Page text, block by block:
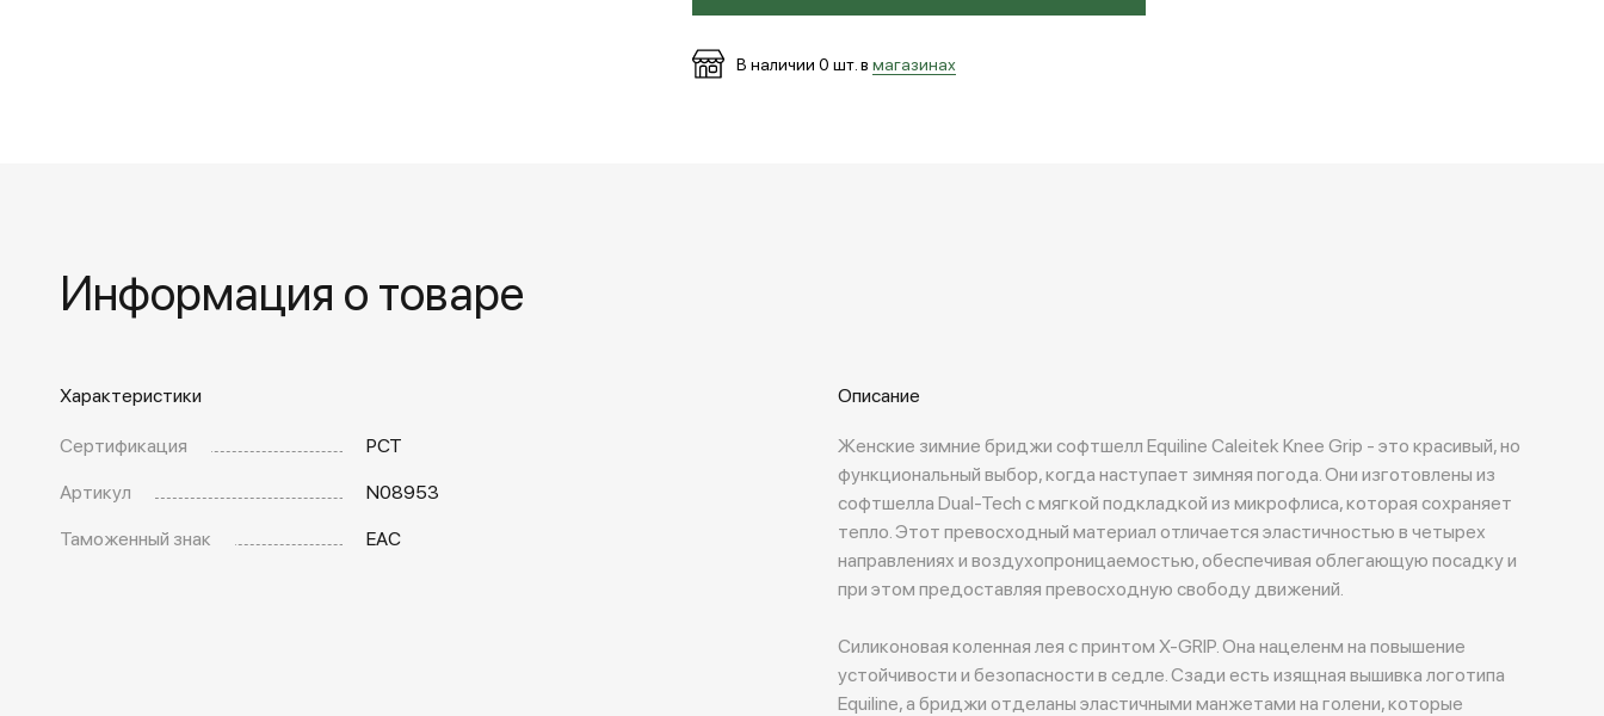
В наличии 0 шт. в магазинах
Информация о товаре
Характеристики
Сертификация
РСТ
Артикул
N08953
Таможенный знак
EAC
Описание
Женские зимние бриджи софтшелл Equiline Caleitek Knee Grip - это красивый, но
функциональный выбор, когда наступает зимняя погода. Они изготовлены из
софтшелла Dual-Tech с мягкой подкладкой из микрофлиса, которая сохраняет
тепло. Этот превосходный материал отличается эластичностью в четырех
направлениях и воздухопроницаемостью, обеспечивая облегающую посадку и
при этом предоставляя превосходную свободу движений.
Силиконовая коленная лея с принтом X-GRIP. Она нацеленм на повышение
устойчивости и безопасности в седле. Сзади есть изящная вышивка логотипа
Equiline, а бриджи отделаны эластичными манжетами на голени, которые